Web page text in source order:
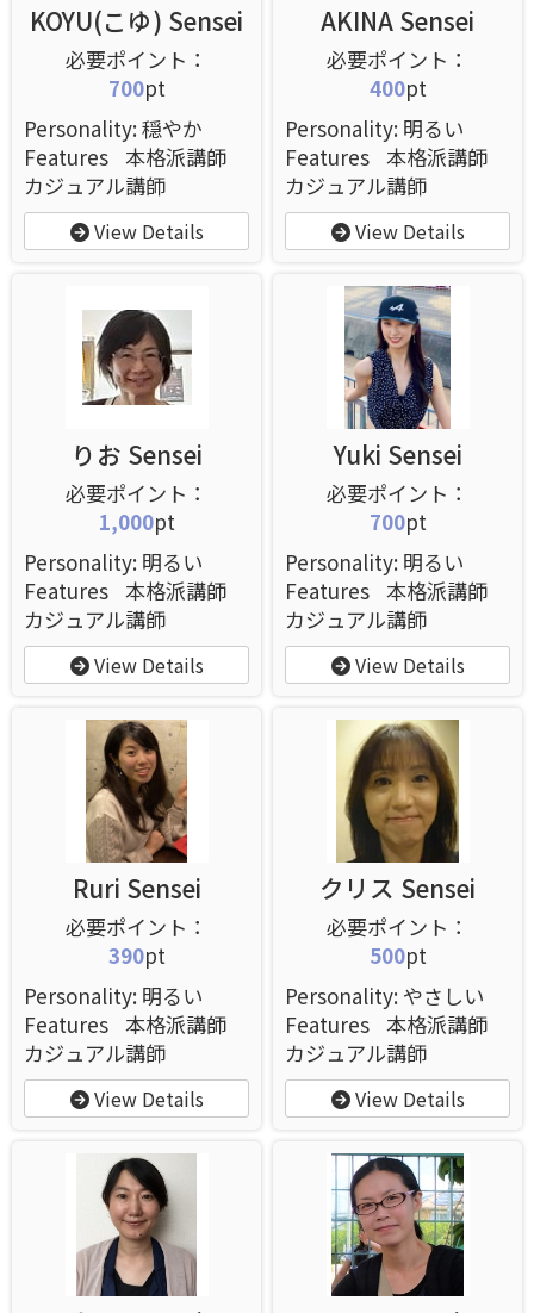
KOYU(こゆ) Sensei
700pt
Personality: 穏やか
Features 本格派講師
カジュアル講師
View Details
AKINA Sensei
400pt
Personality: 明るい
Features 本格派講師
カジュアル講師
View Details
りお Sensei
1,000pt
Personality: 明るい
Features 本格派講師
カジュアル講師
View Details
Yuki Sensei
700pt
Personality: 明るい
Features 本格派講師
カジュアル講師
View Details
Ruri Sensei
390pt
Personality: 明るい
Features 本格派講師
カジュアル講師
View Details
クリス Sensei
500pt
Personality: やさしい
Features 本格派講師
カジュアル講師
View Details